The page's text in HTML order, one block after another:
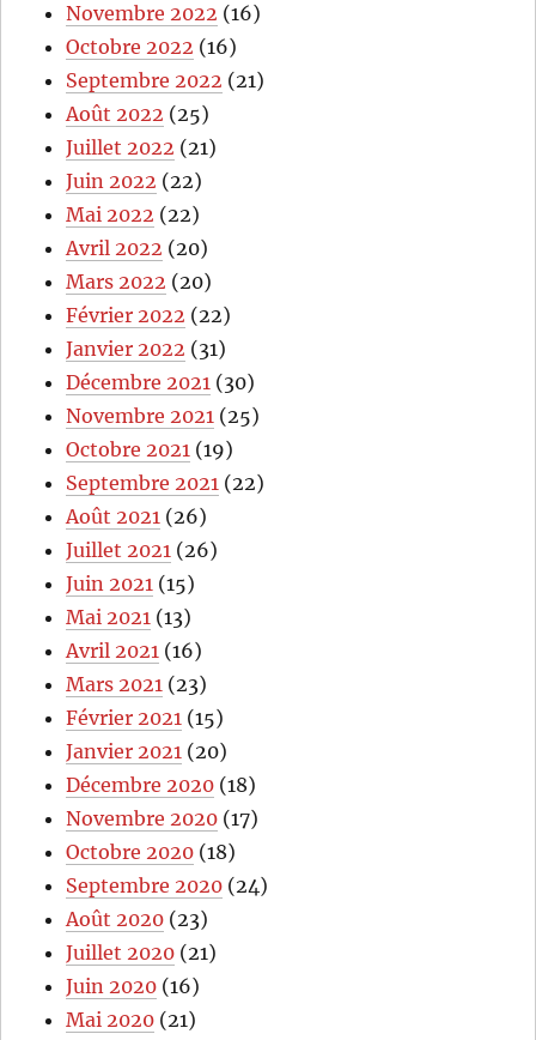
Novembre 2022 (16)
Octobre 2022 (16)
Septembre 2022 (21)
Août 2022 (25)
Juillet 2022 (21)
Juin 2022 (22)
Mai 2022 (22)
Avril 2022 (20)
Mars 2022 (20)
Février 2022 (22)
Janvier 2022 (31)
Décembre 2021 (30)
Novembre 2021 (25)
Octobre 2021 (19)
Septembre 2021 (22)
Août 2021 (26)
Juillet 2021 (26)
Juin 2021 (15)
Mai 2021 (13)
Avril 2021 (16)
Mars 2021 (23)
Février 2021 (15)
Janvier 2021 (20)
Décembre 2020 (18)
Novembre 2020 (17)
Octobre 2020 (18)
Septembre 2020 (24)
Août 2020 (23)
Juillet 2020 (21)
Juin 2020 (16)
Mai 2020 (21)